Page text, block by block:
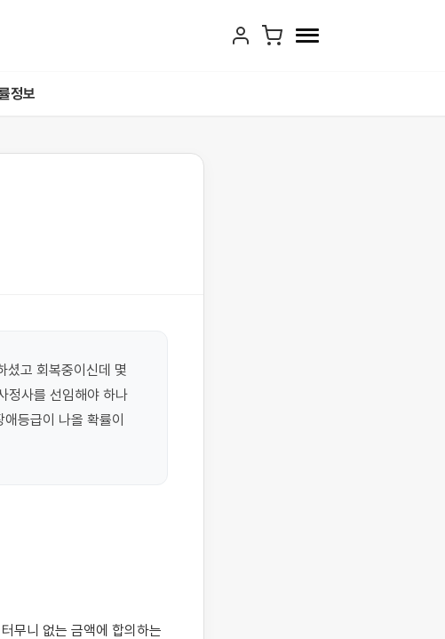
정보
셨고 회복중이신데 몇
정사를 선임해야 하나
등급이 나올 확률이